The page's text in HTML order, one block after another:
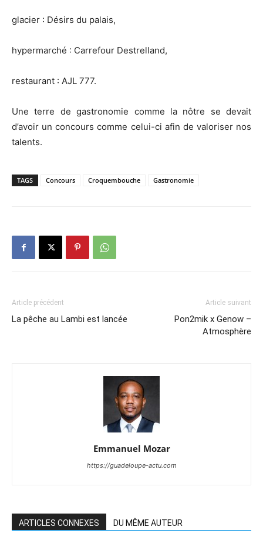
glacier : Désirs du palais,
hypermarché : Carrefour Destrelland,
restaurant : AJL 777.
Une terre de gastronomie comme la nôtre se devait
d’avoir un concours comme celui-ci afin de valoriser nos
talents.
TAGS Concours Croquembouche Gastronomie
Article précédent
La pêche au Lambi est lancée
Article suivant
Pon2mik x Genow –
Atmosphère
Emmanuel Mozar
https://guadeloupe-actu.com
ARTICLES CONNEXES DU MÊME AUTEUR